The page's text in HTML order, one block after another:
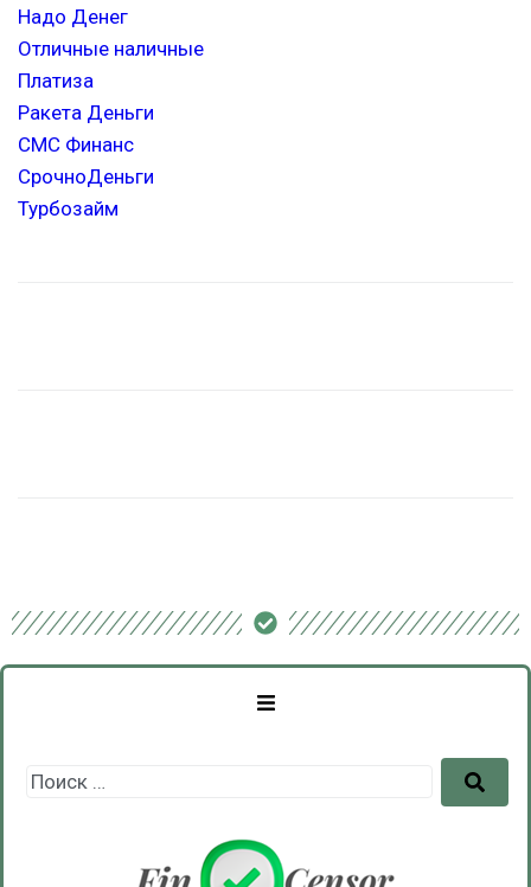
Надо Денег
Отличные наличные
Платиза
Ракета Деньги
СМС Финанс
СрочноДеньги
Турбозайм